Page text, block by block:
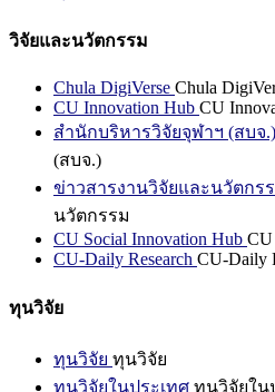
วิจัยและนวัตกรรม
Chula DigiVerse Chula
CU Innovation Hub CU
สำนักบริหารวิจัยจุฬาฯ (สบจ.)
(สบจ.)
ข่าวสารงานวิจัยและนวัตกร
นวัตกรรม
CU Social Innovation Hub CU
CU-Daily Research CU-Daily
ทุนวิจัย
ทุนวิจัย ทุนวิจัย
ทุนวิจัยในประเทศ ทุนวิจัยใน